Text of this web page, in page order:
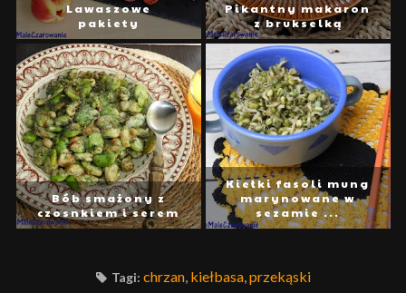
Lawaszowe
pakiety
Pikantny makaron
z brukselką
Bób smażony z
czosnkiem i serem
Kiełki fasoli mung
marynowane w
sezamie ...
Tagi: chrzan, kiełbasa,przekąski